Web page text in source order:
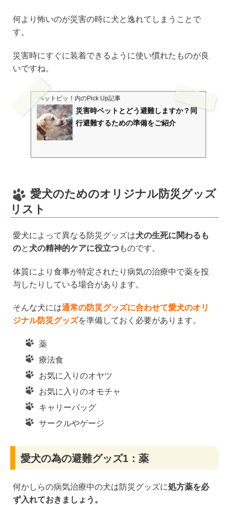
何より怖いのが災害の時に犬と逸れてしまうことで
す。
災害時にすぐに装着できるように使い慣れたものが良
いですね。
ペットピッ！ 内のPick Up記事
災害時ペットとどう避難しますか？同
行避難するための準備をご紹介
愛犬のためのオリジナル防災グッズ
リスト
愛犬によって異なる防災グッズは犬の生死に関わるも
のと 犬の精神的ケアに役立つものです。
体質により食事が特定されたり病気の治療中で薬を投
与したりしている場合があります。
そんな犬には通常の防災グッズに合わせて愛犬のオリ
ジナル防災グッズを準備しておく必要があります。
薬
療法食
お気に入りのオヤツ
お気に入りのオモチャ
キャリーバッグ
サークルやゲージ
愛犬の為の避難グッズ1：薬
何かしらの病気治療中の犬は防災グッズに処方薬を必
ず入れておきましょう。